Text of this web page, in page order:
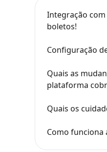
Integração
boletos!
Configuração
Quais as
plataforma
Quais os
Como funciona